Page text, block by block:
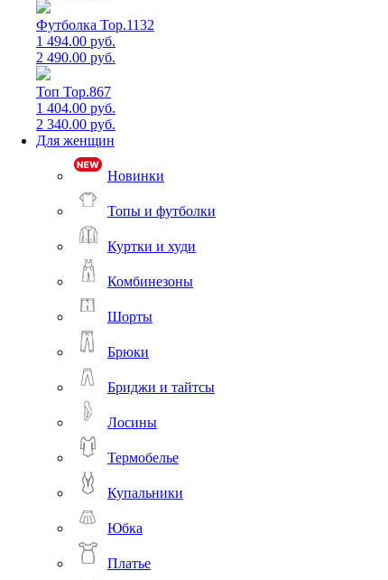
Футболка Top.1132
1 494.00 руб.
2 490.00 руб.
Топ Top.867
1 404.00 руб.
2 340.00 руб.
Для женщин
Новинки
Топы и футболки
Куртки и худи
Комбинезоны
Шорты
Брюки
Бриджи и тайтсы
Лосины
Термобелье
Купальники
Юбка
Платье